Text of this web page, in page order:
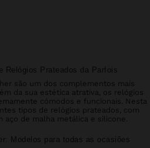
Relógios Prateados da Parfois
são um dos complementos mais
da sua estética atrativa, os relógios
cómodos e funcionais. Nesta
tipos de relógios prateados, com
aço de malha metálica e silicone.
Modelos para todas as ocasiões